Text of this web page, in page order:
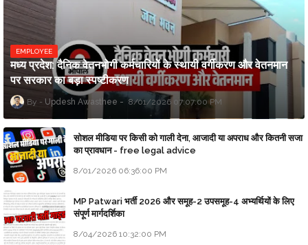
EMPLOYEE
मध्य प्रदेश: दैनिक वेतनभोगी कर्मचारियों के स्थायी वर्गीकरण और वेतनमान
पर सरकार का बड़ा स्पष्टीकरण
Updesh Awasthee 8/01/2026 07:07:00 PM
सोशल मीडिया पर किसी को गाली देना, आजादी या अपराध और कितनी सजा
का प्रावधान - free legal advice
8/01/2026 06:36:00 PM
MP Patwari भर्ती 2026 और समूह-2 उपसमूह-4 अभ्यर्थियों के लिए
संपूर्ण मार्गदर्शिका
8/04/2026 10:32:00 PM